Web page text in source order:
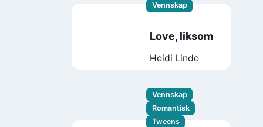
Vennskap
Love, liksom
Heidi Linde
Vennskap
Romantisk
Tweens